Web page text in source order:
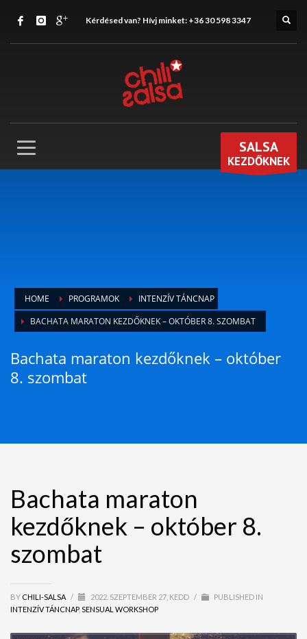
Kérdésed van? Hívj minket: +36 30 598 3347
SALSA
KEZDŐKNEK
HOME PROGRAMOK
INTENZÍV TÁNCNAP
BACHATA MARATON KEZDŐKNEK – OKTÓBER 8. SZOMBAT
Bachata maraton kezdőknek – október
8. szombat
Bachata maraton
kezdőknek – október 8.
szombat
BY CHILI-SALSA / 2022. SZEPTEMBER 27, KEDD /
PUBLISHED IN
INTENZÍV TÁNCNAP, SENSUAL WORKSHOP